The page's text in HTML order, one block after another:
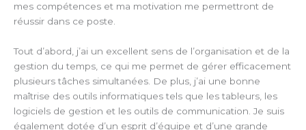
mes compétences et ma motivation me permettront de
réussir dans ce poste.
Tout d’abord, j’ai un excellent sens de l’organisation et de la
gestion du temps, ce qui me permet de gérer efficacement
plusieurs tâches simultanées. De plus, j’ai une bonne
maîtrise des outils informatiques tels que les tableurs, les
logiciels de gestion et les outils de communication. Je suis
également dotée d’un esprit d’équipe et d’une grande